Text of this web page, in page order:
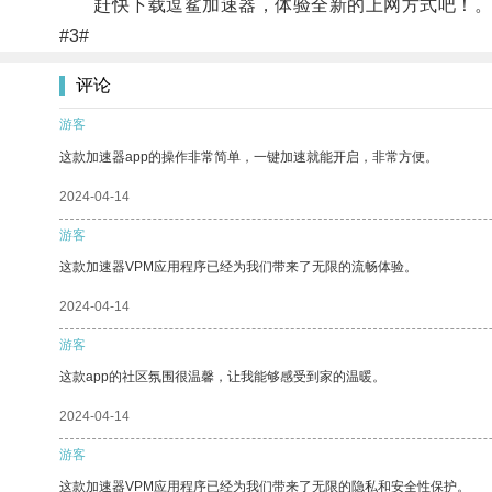
赶快下载逗鲨加速器，体验全新的上网方式吧！。
#3#
评论
游客
这款加速器app的操作非常简单，一键加速就能开启，非常方便。
2024-04-14
游客
这款加速器VPM应用程序已经为我们带来了无限的流畅体验。
2024-04-14
游客
这款app的社区氛围很温馨，让我能够感受到家的温暖。
2024-04-14
游客
这款加速器VPM应用程序已经为我们带来了无限的隐私和安全性保护。